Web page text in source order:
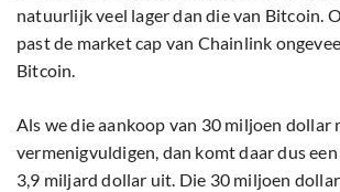
natuurlijk veel lager dan die van Bitcoin.
past de market cap van Chainlink
Bitcoin.
Als we die aankoop van 30 miljoen dollar
vermenigvuldigen, dan komt daar dus
3,9 miljard dollar uit. Die 30 miljoen